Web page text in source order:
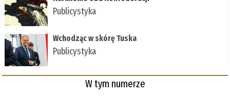
Publicystyka
Wchodząc w skórę Tuska
Publicystyka
W tym numerze